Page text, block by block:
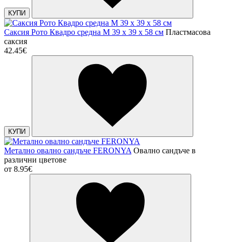
КУПИ
Саксия Рото Квадро средна M 39 x 39 x 58 см Пластмасова
саксия
42.45€
КУПИ
Метално овално сандъче FERONYA Овално сандъче в
различни цветове
от 8.95€